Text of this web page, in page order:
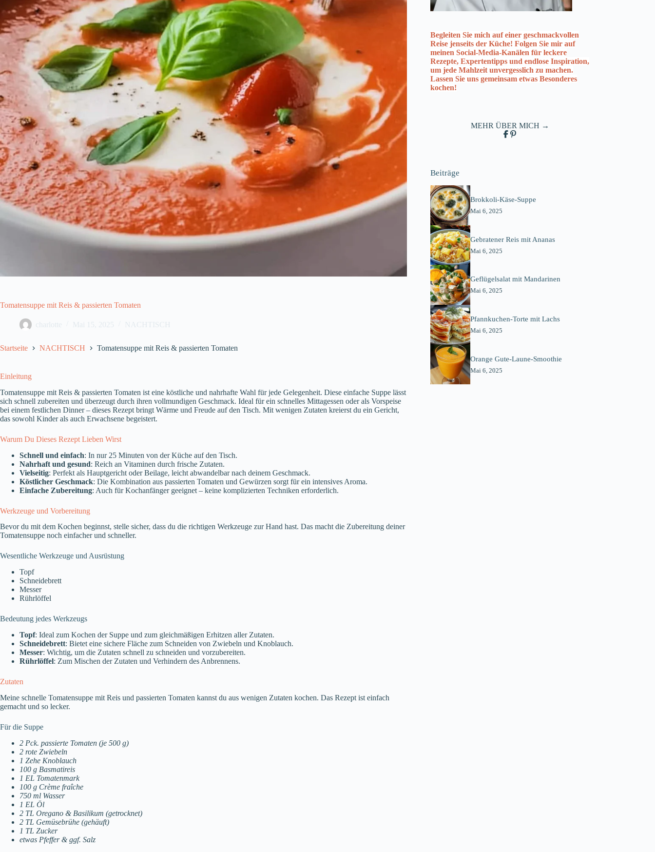
Tomatensuppe mit Reis & passierten Tomaten
charlotte Mai 15, 2025 NACHTISCH
Startseite NACHTISCH Tomatensuppe mit Reis & passierten Tomaten
Einleitung
Tomatensuppe mit Reis & passierten Tomaten ist eine köstliche und nahrhafte Wahl für jede Gelegenheit. Diese einfache Suppe lässt
sich schnell zubereiten und überzeugt durch ihren vollmundigen Geschmack. Ideal für ein schnelles Mittagessen oder als Vorspeise
bei einem festlichen Dinner – dieses Rezept bringt Wärme und Freude auf den Tisch. Mit wenigen Zutaten kreierst du ein Gericht,
das sowohl Kinder als auch Erwachsene begeistert.
Warum Du Dieses Rezept Lieben Wirst
Schnell und einfach: In nur 25 Minuten von der Küche auf den Tisch.
Nahrhaft und gesund: Reich an Vitaminen durch frische Zutaten.
Vielseitig: Perfekt als Hauptgericht oder Beilage, leicht abwandelbar nach deinem Geschmack.
Köstlicher Geschmack: Die Kombination aus passierten Tomaten und Gewürzen sorgt für ein intensives Aroma.
Einfache Zubereitung: Auch für Kochanfänger geeignet – keine komplizierten Techniken erforderlich.
Werkzeuge und Vorbereitung
Bevor du mit dem Kochen beginnst, stelle sicher, dass du die richtigen Werkzeuge zur Hand hast. Das macht die Zubereitung deiner
Tomatensuppe noch einfacher und schneller.
Wesentliche Werkzeuge und Ausrüstung
Topf
Schneidebrett
Messer
Rührlöffel
Bedeutung jedes Werkzeugs
Topf: Ideal zum Kochen der Suppe und zum gleichmäßigen Erhitzen aller Zutaten.
Schneidebrett: Bietet eine sichere Fläche zum Schneiden von Zwiebeln und Knoblauch.
Messer: Wichtig, um die Zutaten schnell zu schneiden und vorzubereiten.
Rührlöffel: Zum Mischen der Zutaten und Verhindern des Anbrennens.
Zutaten
Meine schnelle Tomatensuppe mit Reis und passierten Tomaten kannst du aus wenigen Zutaten kochen. Das Rezept ist einfach
gemacht und so lecker.
Für die Suppe
2 Pck. passierte Tomaten (je 500 g)
2 rote Zwiebeln
1 Zehe Knoblauch
100 g Basmatireis
1 EL Tomatenmark
100 g Crème fraîche
750 ml Wasser
1 EL Öl
2 TL Oregano & Basilikum (getrocknet)
2 TL Gemüsebrühe (gehäuft)
1 TL Zucker
etwas Pfeffer & ggf. Salz
Begleiten Sie mich auf einer geschmackvollen
Reise jenseits der Küche! Folgen Sie mir auf
meinen Social-Media-Kanälen für leckere
Rezepte, Expertentipps und endlose Inspiration,
um jede Mahlzeit unvergesslich zu machen.
Lassen Sie uns gemeinsam etwas Besonderes
kochen!
MEHR ÜBER MICH →
Beiträge
Brokkoli-Käse-Suppe
Mai 6, 2025
Gebratener Reis mit Ananas
Mai 6, 2025
Geflügelsalat mit Mandarinen
Mai 6, 2025
Pfannkuchen-Torte mit Lachs
Mai 6, 2025
Orange Gute-Laune-Smoothie
Mai 6, 2025